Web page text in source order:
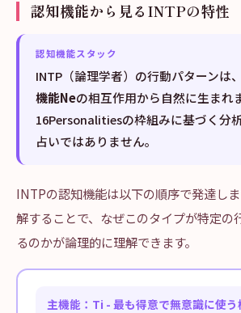
認知機能から見るINTPの特性
認知機能スタック
INTP（論理学者）の行動パターンは、
機能Neの相互作用から自然に生まれ
16Personalitiesの枠組みに基づく分
占いではありません。
INTPの認知機能は以下の順序で発達し
解することで、なぜこのタイプが特定の
るのかが論理的に理解できます。
主機能：Ti - 最も得意で無意識に使う